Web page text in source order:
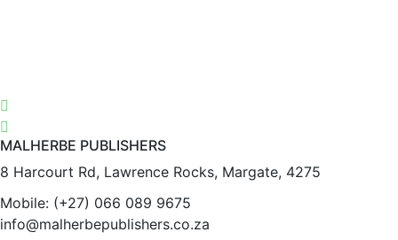
MALHERBE PUBLISHERS
8 Harcourt Rd, Lawrence Rocks, Margate, 4275
Mobile: (+27) 066 089 9675
info@malherbepublishers.co.za